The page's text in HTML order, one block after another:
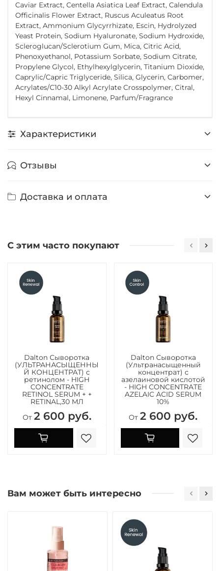
Caviar Extract, Centella Asiatica Leaf Extract, Calendula
Officinalis Flower Extract, Ruscus Aculeatus Root
Extract, Ammonium Glycyrrhizate, Escin, Hydrolyzed
Yeast Protein, Sodium Hyaluronate, Sodium Hydroxide,
Scleroglucan/Sclerotium Gum, Mica, Citric Acid,
Phenoxyethanol, Potassium Sorbate, Sodium Citrate,
Propylene Glycol, Ethylhexylglycerin, Titanium Dioxide,
Caprylic/Capric Triglyceride, Silica, Glycerin, Carbomer,
Acrylates/C10-30 Alkyl Acrylate Crosspolymer, Citral,
Hexyl Cinnamal, Limonene, Parfum/Fragrance
Характеристики
Отзывы
Доставка и оплата
С этим часто покупают
Dalton Сыворотка
(УЛЬТРАНАСЫЩЕННЫ
Й КОНЦЕНТРАТ) с
ретинолом - HIGH
CONCENTRATE
RETINOL SERUM + +
RETINAL,30 МЛ
От 2 600 руб.
Dalton Сыворотка
(Ультранасыщенный
концентрат) с
азелаиновой кислотой
- HIGH CONCENTRATE
AZELAIC ACID SERUM
10%
От 2 600 руб.
Вам может быть интересно